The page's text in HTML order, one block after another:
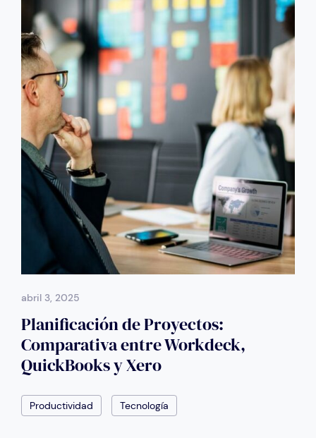
abril 3, 2025
Planificación de Proyectos:
Comparativa entre Workdeck,
QuickBooks y Xero
Productividad Tecnología